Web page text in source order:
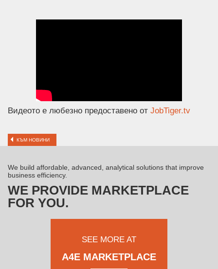
Видеото е любезно предоставено от JobTiger.tv
КЪМ НОВИНИ
We build affordable, advanced, analytical solutions that improve
business efficiency.
WE PROVIDE MARKETPLACE
FOR YOU.
SEE MORE AT
A4E MARKETPLACE